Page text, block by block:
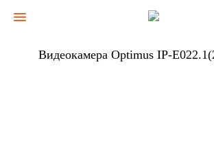
Видеокамера Optimus IP-